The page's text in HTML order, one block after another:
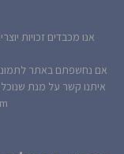
אנו מכבדים זכויות
אם נחשפתם באתר
איתנו קשר על מנת